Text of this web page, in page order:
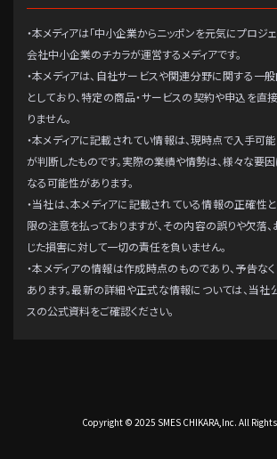
・本メディアは「中小企業からニッポンを元気にプロジ
会社中小企業のチカラが運営するメディアです。
・本メディアは、自社サービスや関連分野に関する一
としており、特定の商品・サービスの契約や申込を直
りません。
・本メディアに記載されてい情報は、現時点で入手可
が判断したものです。実際の業績や情勢は、様々な要
なる可能性があります。
・当社は、本メディアに記載されている情報の正確性
限の注意を払っておりますが、その内容の誤りや欠落
じた損害に対して一切の責任を負いません。
・本メディアの情報は作成時点のものであり、予告な
あります。最新の詳細や正式な情報については、当社
スの公式資料をご確認ください。
Copyright © 2025 SMES CHIKARA,Inc. All